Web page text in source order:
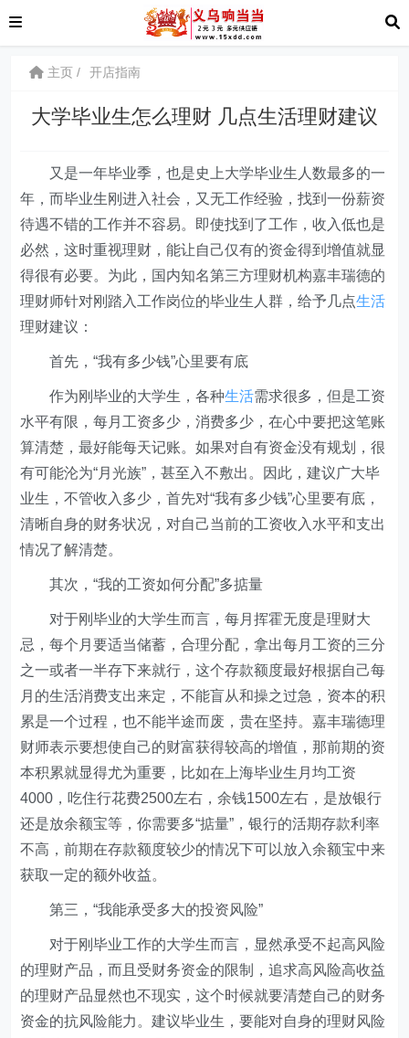
主页 开店指南
大学毕业生怎么理财 几点生活理财建议
又是一年毕业季，也是史上大学毕业生人数最多的一
年，而毕业生刚进入社会，又无工作经验，找到一份薪资
待遇不错的工作并不容易。即使找到了工作，收入低也是
必然，这时重视理财，能让自己仅有的资金得到增值就显
得很有必要。为此，国内知名第三方理财机构嘉丰瑞德的
理财师针对刚踏入工作岗位的毕业生人群，给予几点生活
理财建议：
首先，“我有多少钱”心里要有底
作为刚毕业的大学生，各种生活需求很多，但是工资
水平有限，每月工资多少，消费多少，在心中要把这笔账
算清楚，最好能每天记账。如果对自有资金没有规划，很
有可能沦为“月光族”，甚至入不敷出。因此，建议广大毕
业生，不管收入多少，首先对“我有多少钱”心里要有底，
清晰自身的财务状况，对自己当前的工资收入水平和支出
情况了解清楚。
其次，“我的工资如何分配”多掂量
对于刚毕业的大学生而言，每月挥霍无度是理财大
忌，每个月要适当储蓄，合理分配，拿出每月工资的三分
之一或者一半存下来就行，这个存款额度最好根据自己每
月的生活消费支出来定，不能盲从和操之过急，资本的积
累是一个过程，也不能半途而废，贵在坚持。嘉丰瑞德理
财师表示要想使自己的财富获得较高的增值，那前期的资
本积累就显得尤为重要，比如在上海毕业生月均工资
4000，吃住行花费2500左右，余钱1500左右，是放银行
还是放余额宝等，你需要多“掂量”，银行的活期存款利率
不高，前期在存款额度较少的情况下可以放入余额宝中来
获取一定的额外收益。
第三，“我能承受多大的投资风险”
对于刚毕业工作的大学生而言，显然承受不起高风险
的理财产品，而且受财务资金的限制，追求高风险高收益
的理财产品显然也不现实，这个时候就要清楚自己的财务
资金的抗风险能力。建议毕业生，要能对自身的理财风险